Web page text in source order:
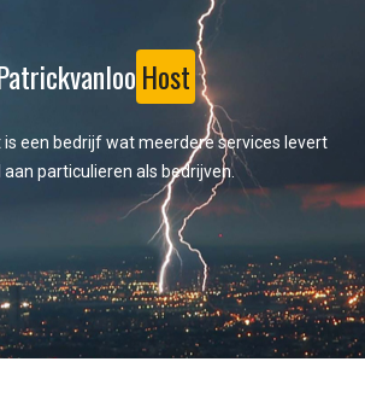
Host
een bedrijf wat meerdere services levert
aan particulieren als bedrijven.